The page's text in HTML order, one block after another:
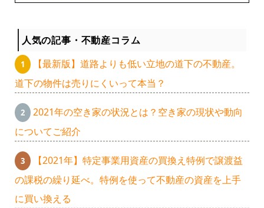
人気の記事・不動産コラム
【最新版】道路よりも低い立地の道下の不動産。
道下の物件は売りにくいって本当？
2021年の空き家の状況とは？空き家の現状や動向
についてご紹介
【2021年】特定事業用資産の買換え特例で譲渡益
の課税の繰り延べ。特例を使って不動産の資産を上手
に買い換える